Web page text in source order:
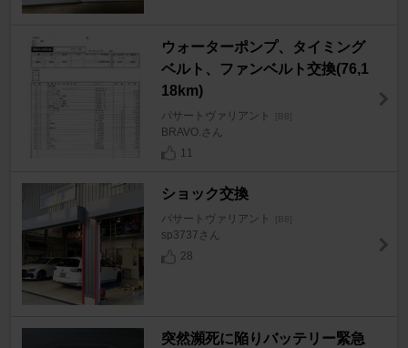
ウォーターポンプ、タイミング
ベルト、ファンベルト交換(76,1
18km)
パサートヴァリアント [B8]
BRAVO.さん
11
ショック交換
パサートヴァリアント
sp3737さん
28
突然瀕死に陥りバッテリー緊急